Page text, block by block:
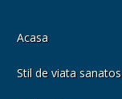
Acasa
Stil de viata sanatos